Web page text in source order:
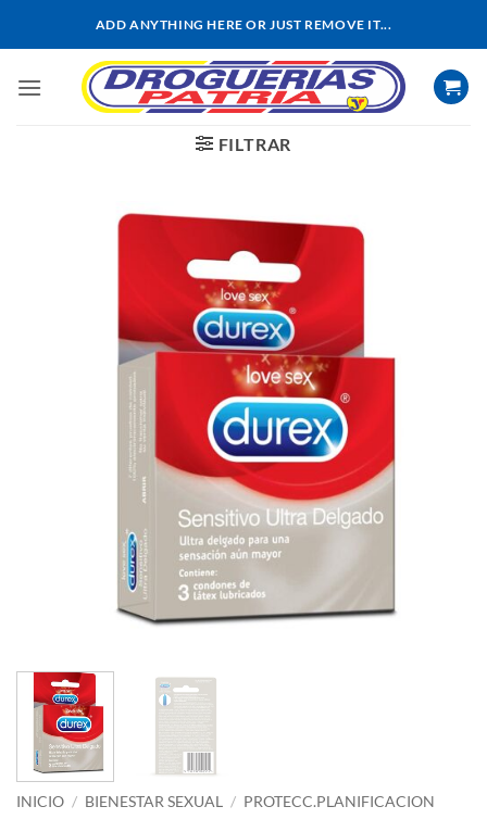
ADD ANYTHING HERE OR JUST REMOVE IT...
FILTRAR
INICIO / BIENESTAR SEXUAL / PROTECC.PLANIFICACION